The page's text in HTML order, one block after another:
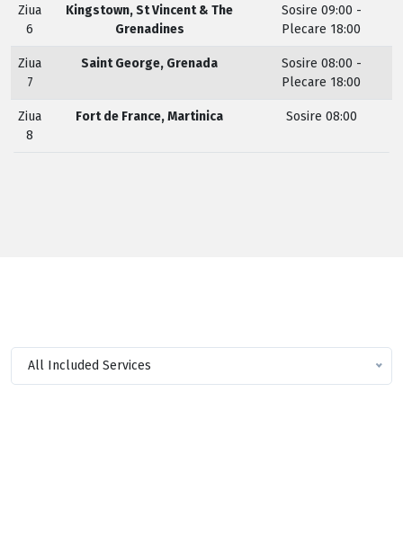
Ziua
6
Kingstown, St Vincent & The
Grenadines
Sosire 09:00 -
Plecare 18:00
Ziua
7
Saint George, Grenada
Sosire 08:00 -
Plecare 18:00
Ziua
8
Fort de France, Martinica Sosire 08:00
All Included Services